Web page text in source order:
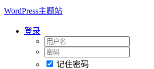
WordPress主题站
登录
记住密码